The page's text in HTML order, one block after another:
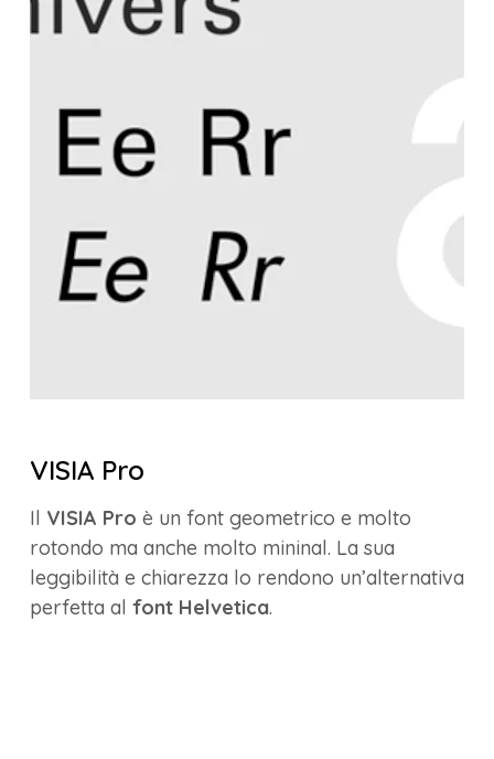
VISIA Pro
Il VISIA Pro è un font geometrico e molto
rotondo ma anche molto mininal. La sua
leggibilità e chiarezza lo rendono un’alternativa
perfetta al font Helvetica.